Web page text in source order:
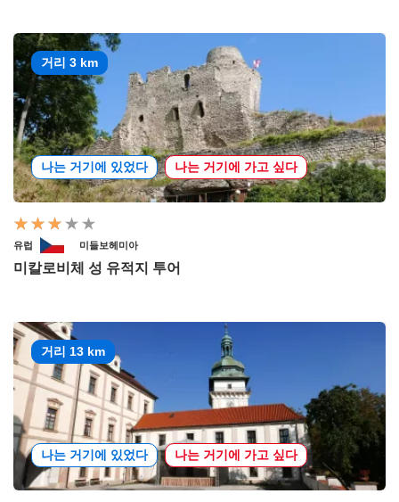
거리 3 km
나는 거기에 있었다 나는 거기에 가고 싶다
유럽 미들보헤미아
미칼로비체 성 유적지 투어
거리 13 km
나는 거기에 있었다 나는 거기에 가고 싶다